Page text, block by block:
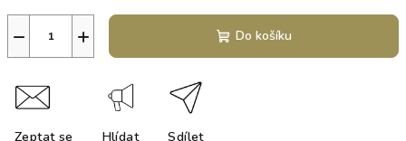
+
− Do košíku
Zeptat se Hlídat Sdílet